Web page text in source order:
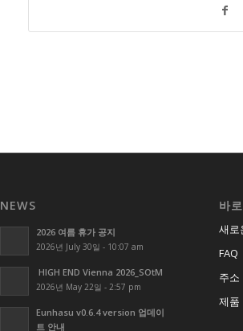
NEWS
2026 여름 휴가 공지
2026년 July 30일 - 10:07 am
HIGH END Vienna 2026_SOtM
2026년 May 22일 - 2:57 pm
Eunhasu v0.6.4 version 업데이
트 안내
바
새로
FAQ
주소
제품